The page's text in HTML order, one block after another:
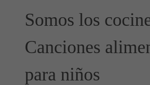
Somos los
Canciones
para niños